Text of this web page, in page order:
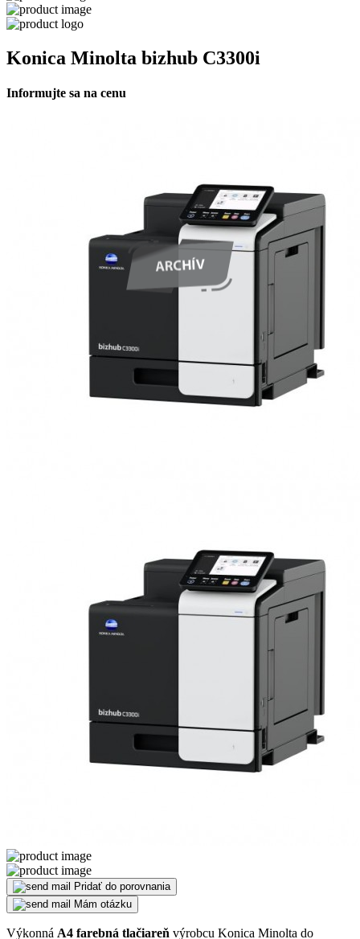
Konica Minolta bizhub C3300i
Informujte sa na cenu
Pridať do porovnania
Mám otázku
Výkonná A4 farebná tlačiareň výrobcu Konica Minolta do